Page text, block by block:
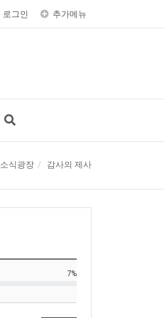
로그인 추가메뉴
소식광장 감사의 제사
7%